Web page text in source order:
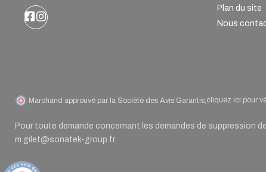
Plan du site
Nous
Marchand approuvé par la Société des Avis Garantis, cliquez ici pour
Pour toute demande concernant les demandes de suppression
m.gilet@sonatek-group.fr